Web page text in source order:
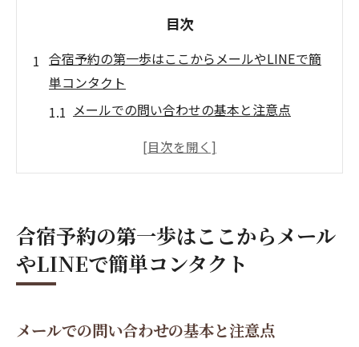
目次
合宿予約の第一歩はここからメールやLINEで簡
単コンタクト
メールでの問い合わせの基本と注意点
LINEを使った合宿予約のステップ
メールのテンプレートで効率的に
合宿プラン探しLINEやInstagram活用法で効率
LINE公式アカウントをフォローする利点
合宿予約の第一歩はここからメール
やLINEで簡単コンタクト
メールでの問い合わせの基本と注意点